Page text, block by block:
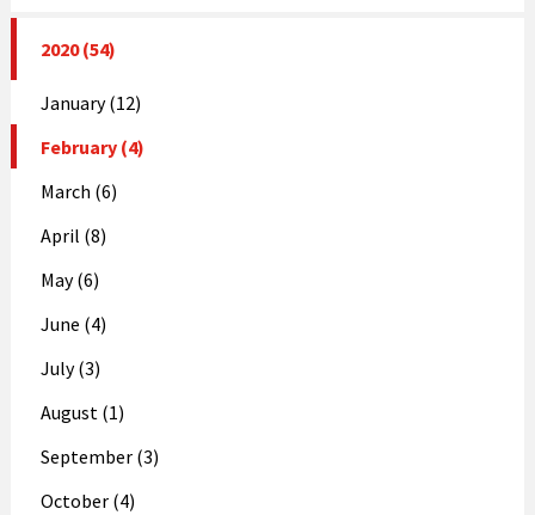
2020 (54)
January (12)
February (4)
March (6)
April (8)
May (6)
June (4)
July (3)
August (1)
September (3)
October (4)